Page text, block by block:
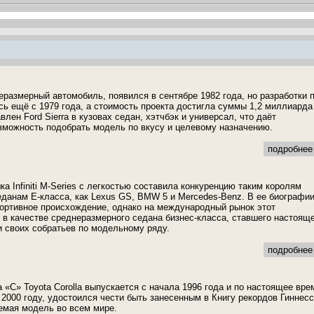
автомобиль, появился в сентябре 1982 года, но разработки
ещё с 1979 года, а стоимость проекта достигла суммы 1,2 миллиарда
Ford Sierra в кузовах седан, хэтчбэк и универсал, что даёт
подобрать модель по вкусу и целевому назначению.
Infiniti M-Series с легкостью составила конкуренцию таким королям
Е-класса, как Lexus GS, BMW 5 и Mercedes-Benz. В ее биографии
происхождение, однако на международный рынок этот
качестве среднеразмерного седана бизнес-класса, ставшего
своих собратьев по модельному ряду.
«С» Toyota Corolla выпускается с начала 1996 года и по настоящее
году, удостоился чести быть занесенным в Книгу рекордов
модель во всем мире.